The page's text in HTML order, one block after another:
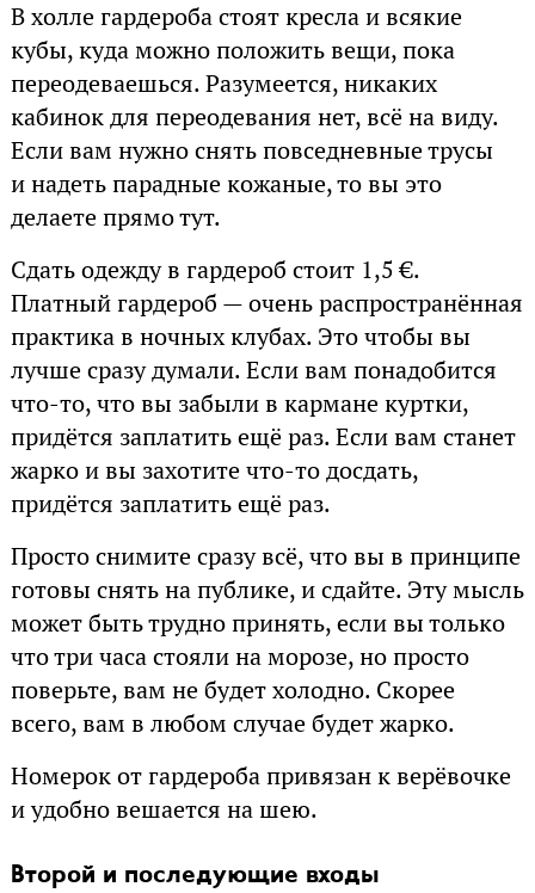
В холле гардероба стоят кресла и всякие
кубы, куда можно положить вещи, пока
переодеваешься. Разумеется, никаких
кабинок для переодевания нет, всё на виду.
Если вам нужно снять повседневные трусы
и надеть парадные кожаные, то вы это
делаете прямо тут.
Сдать одежду в гардероб стоит 1,5 €.
Платный гардероб — очень распространённая
практика в ночных клубах. Это чтобы вы
лучше сразу думали. Если вам понадобится
что-то, что вы забыли в кармане куртки,
придётся заплатить ещё раз. Если вам станет
жарко и вы захотите что-то досдать,
придётся заплатить ещё раз.
Просто снимите сразу всё, что вы в принципе
готовы снять на публике, и сдайте. Эту мысль
может быть трудно принять, если вы только
что три часа стояли на морозе, но просто
поверьте, вам не будет холодно. Скорее
всего, вам в любом случае будет жарко.
Номерок от гардероба привязан к верёвочке
и удобно вешается на шею.
Второй и последующие входы